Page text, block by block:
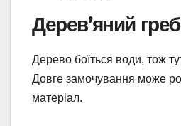
Дерев’яний
Дерево боїться води, тож
Довге замочування може
матеріал.